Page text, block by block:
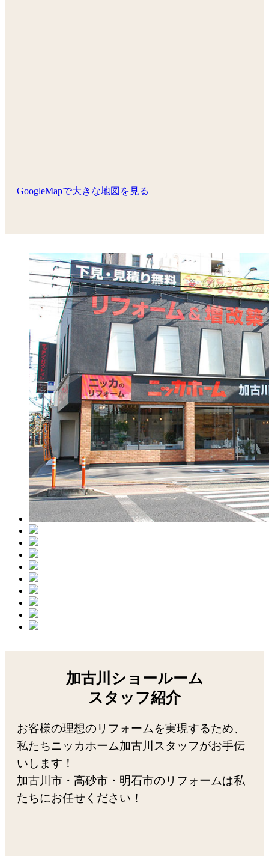
GoogleMapで大きな地図を見る
加古川ショールーム
スタッフ紹介
お客様の理想のリフォームを実現するため、
私たちニッカホーム加古川スタッフがお手伝
いします！
加古川市・高砂市・明石市のリフォームは私
たちにお任せください！